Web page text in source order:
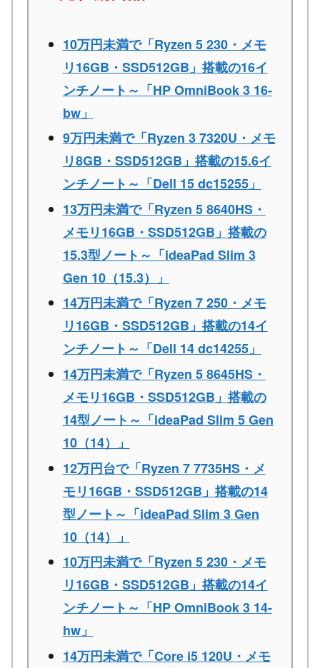
10万円未満で「Ryzen 5 230・メモ
リ16GB・SSD512GB」搭載の16イ
ンチノート～「HP OmniBook 3 16-
bw」
9万円未満で「Ryzen 3 7320U・メモ
リ8GB・SSD512GB」搭載の15.6イ
ンチノート～「Dell 15 dc15255」
13万円未満で「Ryzen 5 8640HS・
メモリ16GB・SSD512GB」搭載の
15.3型ノート～「ideaPad Slim 3
Gen 10（15.3）」
14万円未満で「Ryzen 7 250・メモ
リ16GB・SSD512GB」搭載の14イ
ンチノート～「Dell 14 dc14255」
14万円未満で「Ryzen 5 8645HS・
メモリ16GB・SSD512GB」搭載の
14型ノート～「ideaPad Slim 5 Gen
10（14）」
12万円台で「Ryzen 7 7735HS・メ
モリ16GB・SSD512GB」搭載の14
型ノート～「ideaPad Slim 3 Gen
10（14）」
10万円未満で「Ryzen 5 230・メモ
リ16GB・SSD512GB」搭載の14イ
ンチノート～「HP OmniBook 3 14-
hw」
14万円未満で「Core i5 120U・メモ